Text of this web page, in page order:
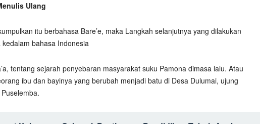
Ulang
itu berbahasa Bare’e, maka Langkah selanjutnya yang dilakukan
bahasa Indonesia
tentang sejarah penyebaran masyarakat suku Pamona dimasa lalu. Atau
ibu dan bayinya yang berubah menjadi batu di Desa Dulumai, ujung